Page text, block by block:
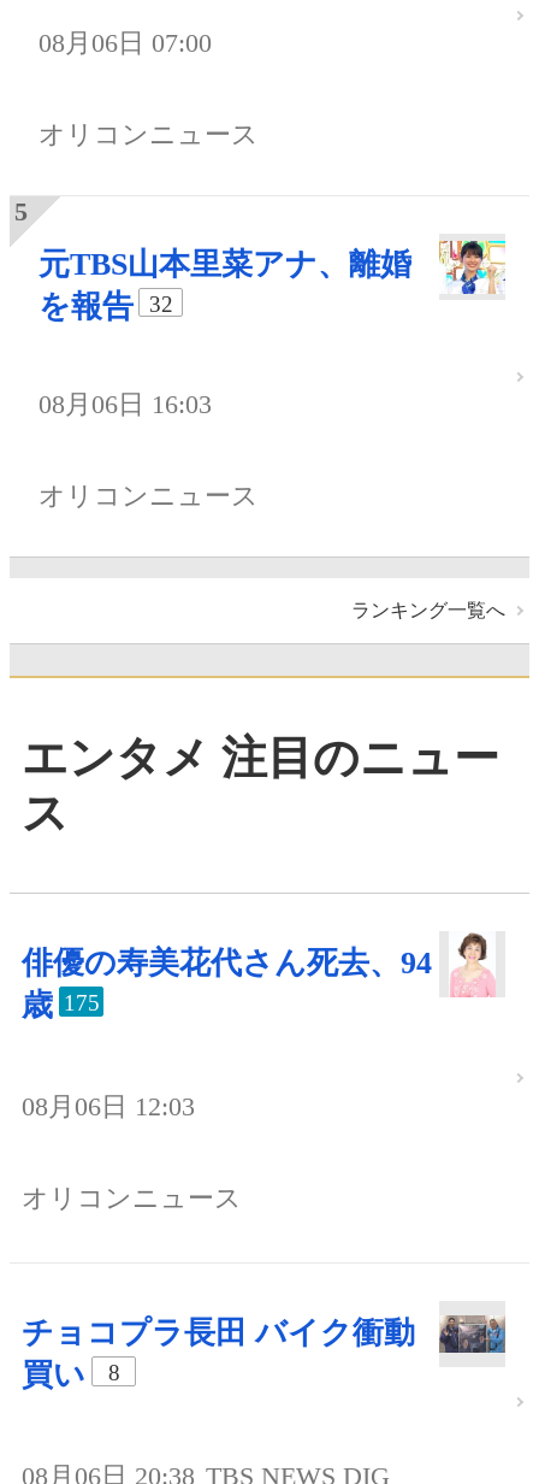
08月06日 07:00
オリコンニュース
元TBS山本里菜アナ、離婚
を報告
32
08月06日 16:03
オリコンニュース
ランキング一覧へ
エンタメ 注目のニュー
ス
俳優の寿美花代さん死去、94
歳 175
08月06日 12:03
オリコンニュース
チョコプラ長田 バイク衝動
買い
8
08月06日 20:38 TBS NEWS DIG